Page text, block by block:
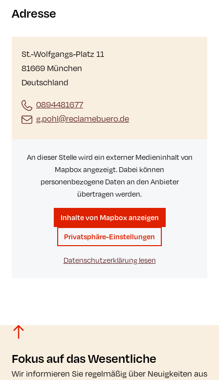
Adresse
St.-Wolfgangs-Platz 11
81669 München
Deutschland
0894481677
g.pohl@reclamebuero.de
An dieser Stelle wird ein externer Medieninhalt von
Mapbox angezeigt. Dabei können
personenbezogene Daten an den Anbieter
übertragen werden.
Inhalte von Mapbox anzeigen
Privatsphäre-Einstellungen
Datenschutzerklärung lesen
Fokus auf das Wesentliche
Wir informieren Sie regelmäßig über Neuigkeiten aus